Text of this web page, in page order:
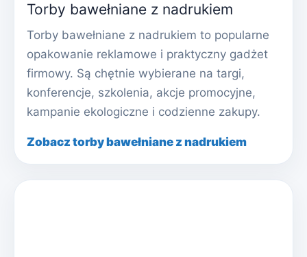
Torby bawełniane z nadrukiem
Torby bawełniane z nadrukiem to popularne
opakowanie reklamowe i praktyczny gadżet
firmowy. Są chętnie wybierane na targi,
konferencje, szkolenia, akcje promocyjne,
kampanie ekologiczne i codzienne zakupy.
Zobacz torby bawełniane z nadrukiem